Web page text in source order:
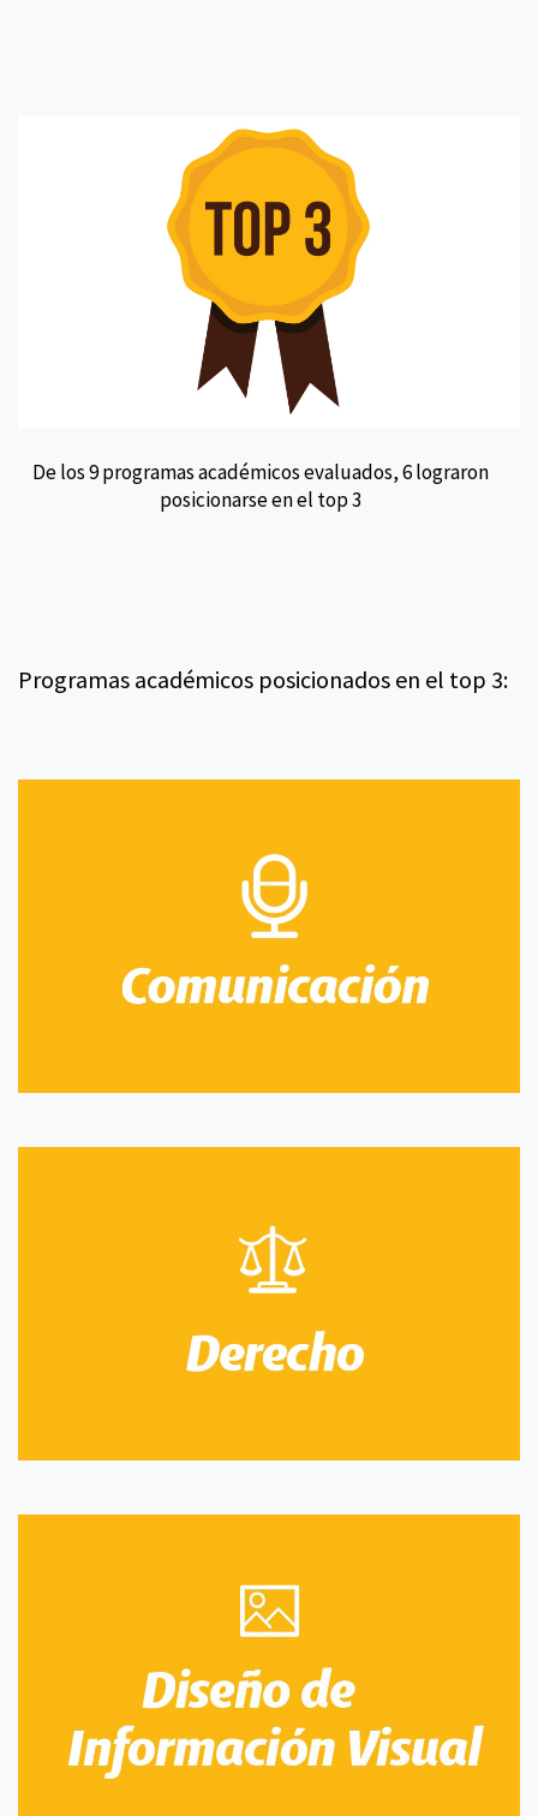
De los 9 programas académicos evaluados, 6 lograron
posicionarse en el top 3
Programas académicos posicionados en el top 3: